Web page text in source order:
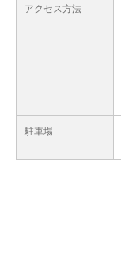
アクセス方法
駐車場